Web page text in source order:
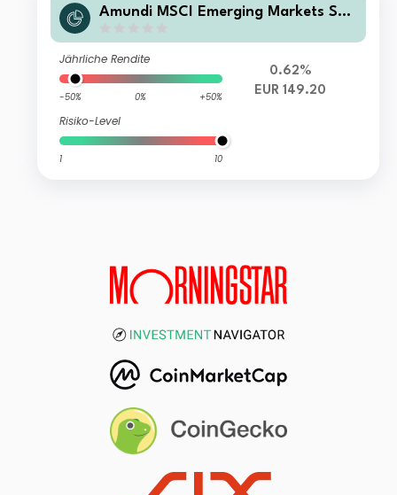
Amundi MSCI Emerging Markets SRI
Jährliche Rendite
-50% 0% +50%
Risiko-Level
1 10
0.62%
EUR 149.20